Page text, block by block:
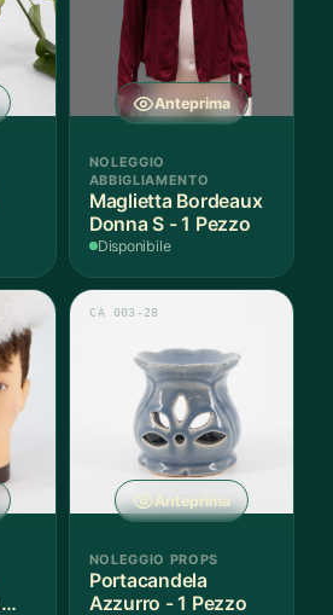
Anteprima
NOLEGGIO
ABBIGLIAMENTO
Maglietta Bordeaux
Donna S - 1 Pezzo
Disponibile
Anteprima
CA 003-28
NOLEGGIO PROPS
Portacandela
Azzurro - 1 Pezzo